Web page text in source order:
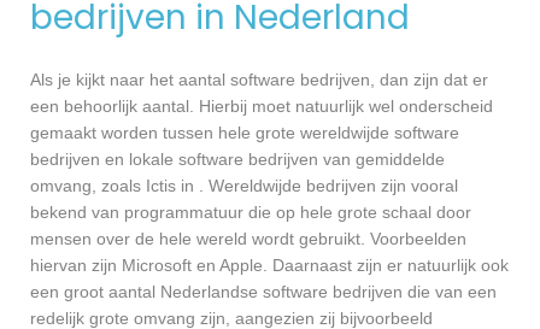
bedrijven in Nederland
Als je kijkt naar het aantal software bedrijven, dan zijn dat er
een behoorlijk aantal. Hierbij moet natuurlijk wel onderscheid
gemaakt worden tussen hele grote wereldwijde software
bedrijven en lokale software bedrijven van gemiddelde
omvang, zoals Ictis in . Wereldwijde bedrijven zijn vooral
bekend van programmatuur die op hele grote schaal door
mensen over de hele wereld wordt gebruikt. Voorbeelden
hiervan zijn Microsoft en Apple. Daarnaast zijn er natuurlijk ook
een groot aantal Nederlandse software bedrijven die van een
redelijk grote omvang zijn, aangezien zij bijvoorbeeld